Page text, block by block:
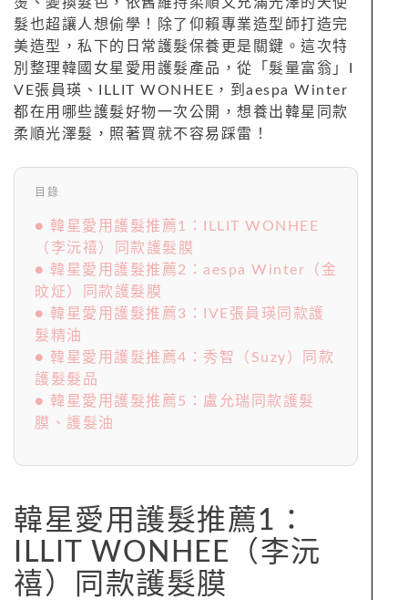
髮也超讓人想偷學！除了仰賴專業造型師打造完
美造型，私下的日常護髮保養更是關鍵。這次特
別整理韓國女星愛用護髮產品，從「髮量富翁」I
VE張員瑛、ILLIT WONHEE，到aespa Winter
都在用哪些護髮好物一次公開，想養出韓星同款
柔順光澤髮，照著買就不容易踩雷！
目錄
● 韓星愛用護髮推薦1：ILLIT WONHEE
（李沅禧）同款護髮膜
● 韓星愛用護髮推薦2：aespa Winter（金
旼炡）同款護髮膜
● 韓星愛用護髮推薦3：IVE張員瑛同款護
髮精油
● 韓星愛用護髮推薦4：秀智（Suzy）同款
護髮髮品
● 韓星愛用護髮推薦5：盧允瑞同款護髮
膜、護髮油
韓星愛用護髮推薦1：
ILLIT WONHEE（李沅
禧）同款護髮膜